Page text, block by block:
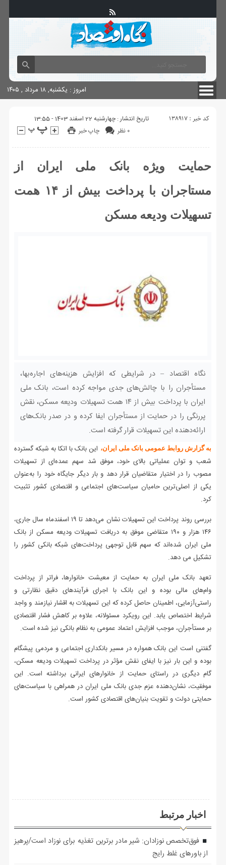
آگهی های دولتی چاپ
امروز : یکشنبه, ۱۸ مرداد , ۱۴۰۵
کد خبر : 138917
تاریخ انتشار : چهارشنبه 22 اسفند 1403 - 13:55
چاپ خبر
۰ نظر
حمایت ویژه بانک ملی ایران از
مستاجران با پرداخت بیش از ۱۴ همت
تسهیلات ودیعه مسکن
نگاه اقتصاد – در شرایطی که افزایش هزینه‌های اجاره‌بها،
مستأجران را با چالش‌های جدی مواجه کرده است، بانک ملی
ایران با پرداخت بیش از ۱۴ همت تسهیلات ودیعه مسکن، نقش
پررنگی را در حمایت از مستأجران ایفا کرده و در صدر بانک‌های
ارائه‌دهنده این تسهیلات قرار گرفته است.
به گزارش روابط عمومی بانک ملی ایران، این بانک با اتکا به شبکه گسترده
شعب و توان عملیاتی بالای خود، موفق شد سهم عمده‌ای از تسهیلات
مصوب را در اختیار متقاضیان قرار دهد و بار دیگر جایگاه خود را به‌عنوان
یکی از اصلی‌ترین حامیان سیاست‌های اجتماعی و اقتصادی کشور تثبیت
کرد.
بررسی روند پرداخت این تسهیلات نشان می‌دهد تا ۱۹ اسفندماه سال جاری،
۱۴۶ هزار و ۱۹۰ متقاضی موفق به دریافت تسهیلات ودیعه مسکن از بانک
ملی ایران شده‌اند که سهم قابل توجهی پرداخت‌های شبکه بانکی کشور را
تشکیل می دهد.
تعهد بانک ملی ایران به حمایت از معیشت خانوارها، فراتر از پرداخت
وام‌های مالی بوده و این بانک با اجرای فرآیندهای دقیق نظارتی و
راستی‌آزمایی، اطمینان حاصل کرده که این تسهیلات به اقشار نیازمند و واجد
شرایط اختصاص یابد. این رویکرد مسئولانه، علاوه بر کاهش فشار اقتصادی
بر مستأجران، موجب افزایش اعتماد عمومی به نظام بانکی نیز شده است.
گفتنی است این بانک همواره در مسیر بانکداری اجتماعی و مردمی پیشگام
بوده و این بار نیز با ایفای نقش مؤثر در پرداخت تسهیلات ودیعه مسکن،
گام دیگری در راستای حمایت از خانوارهای ایرانی برداشته است. این
موفقیت، نشان‌دهنده عزم جدی بانک ملی ایران در همراهی با سیاست‌های
حمایتی دولت و تقویت بنیان‌های اقتصادی کشور است.
اخبار مرتبط
فوق‌تخصص نوزادان: شیر مادر برترین تغذیه برای نوزاد است/پرهیز
از باورهای غلط رایج